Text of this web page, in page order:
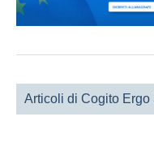
Articoli di Cogito Ergo